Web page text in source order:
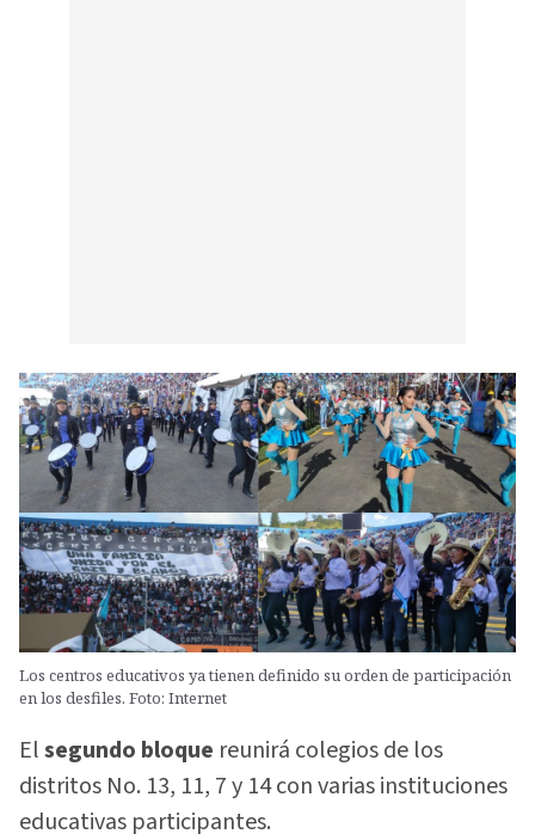
Los centros educativos ya tienen definido su orden de participación
en los desfiles. Foto: Internet
Elsegundo bloque reunirá colegios de los
distritos No. 13, 11, 7 y 14 con varias instituciones
educativas participantes.